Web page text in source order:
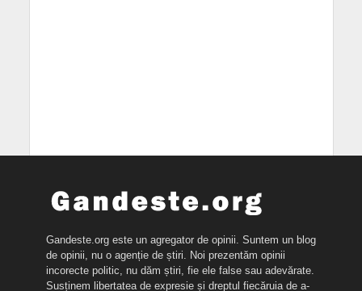
Gandeste.org este un agregator de opinii. Suntem un blog
de opinii, nu o agenție de știri. Noi prezentăm opinii
incorecte politic, nu dăm știri, fie ele false sau adevărate.
Susținem libertatea de expresie și dreptul fiecăruia de a-